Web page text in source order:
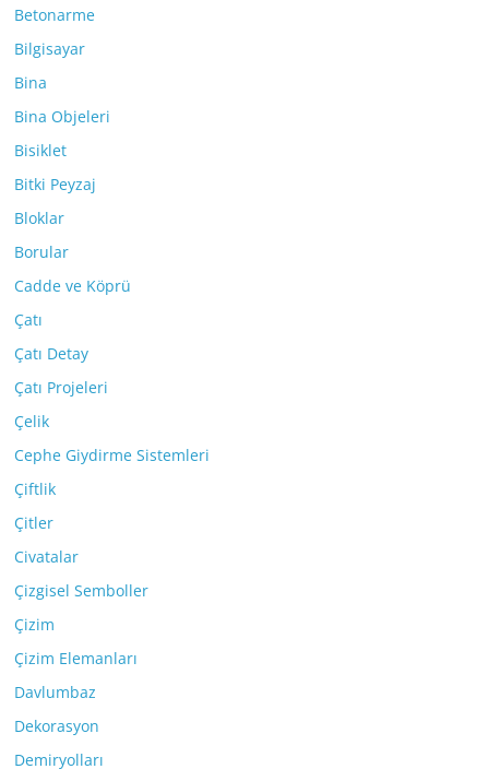
Betonarme
Bilgisayar
Bina
Bina Objeleri
Bisiklet
Bitki Peyzaj
Bloklar
Borular
Cadde ve Köprü
Çatı
Çatı Detay
Çatı Projeleri
Çelik
Cephe Giydirme Sistemleri
Çiftlik
Çitler
Civatalar
Çizgisel Semboller
Çizim
Çizim Elemanları
Davlumbaz
Dekorasyon
Demiryolları